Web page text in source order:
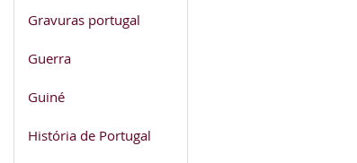
Gravuras portugal
Guerra
Guiné
História de Portugal